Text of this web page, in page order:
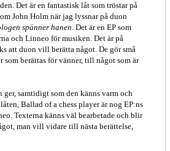
Det är en fantastisk låt som tröstar på
John Holm när jag lyssnar på duon
spänner hanen. Det är en EP som
och Linneo för musiken. Det är på
att duon vill berätta något. De gör små
berättas för vänner, till något som är
samtidigt som den känns varm och
Ballad of a chess player är nog EP:ns
Texterna känns väl bearbetade och blir
man vill vidare till nästa berättelse,